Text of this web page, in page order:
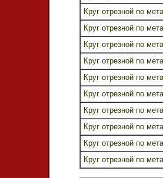
Круг отрезной по
Круг отрезной по
Круг отрезной по
Круг отрезной по
Круг отрезной по
Круг отрезной по
Круг отрезной по
Круг отрезной по
Круг отрезной по
Круг отрезной по